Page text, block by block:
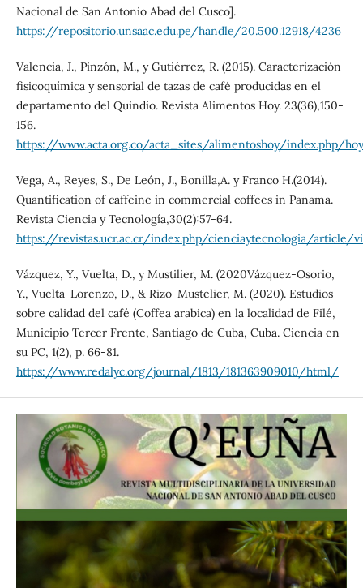
Nacional de San Antonio Abad del Cusco].
https://repositorio.unsaac.edu.pe/handle/20.500.12918/4236
Valencia, J., Pinzón, M., y Gutiérrez, R. (2015). Caracterización
fisicoquímica y sensorial de tazas de café producidas en el
departamento del Quindío. Revista Alimentos Hoy. 23(36),150-
156.
https://www.acta.org.co/acta_sites/alimentoshoy/index.php/
Vega, A., Reyes, S., De León, J., Bonilla,A. y Franco H.(2014).
Quantification of caffeine in commercial coffees in Panama.
Revista Ciencia y Tecnología,30(2):57-64.
https://revistas.ucr.ac.cr/index.php/cienciaytecnologia/article/
Vázquez, Y., Vuelta, D., y Mustilier, M. (2020Vázquez-Osorio,
Y., Vuelta-Lorenzo, D., & Rizo-Mustelier, M. (2020). Estudios
sobre calidad del café (Coffea arabica) en la localidad de Filé,
Municipio Tercer Frente, Santiago de Cuba, Cuba. Ciencia en
su PC, 1(2), p. 66-81.
https://www.redalyc.org/journal/1813/181363909010/html/